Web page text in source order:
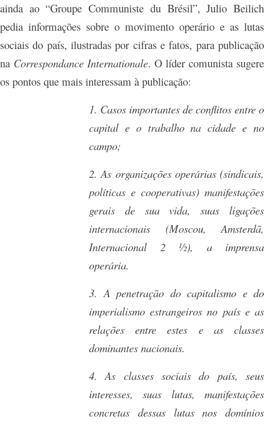
ainda ao “Groupe Communiste du Brésil”, Julio Beilich
pedia informações sobre o movimento operário e as lutas
sociais do país, ilustradas por cifras e fatos, para publicação
na Correspondance Internationale. O líder comunista sugere
os pontos que mais interessam à publicação:
1. Casos importantes de conflitos entre o
capital e o trabalho na cidade e no
campo;
2. As organizações operárias (sindicais,
políticas e cooperativas) manifestações
gerais de sua vida, suas ligações
internacionais (Moscou, Amsterdã,
Internacional 2 ½), a imprensa
operária.
3. A penetração do capitalismo e do
imperialismo estrangeiros no país e as
relações entre estes e as classes
dominantes nacionais.
4. As classes sociais do país, seus
interesses, suas lutas, manifestações
concretas dessas lutas nos domínios